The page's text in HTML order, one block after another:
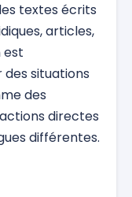
textes écrits
articles,
est
situations
des
directes
différentes.